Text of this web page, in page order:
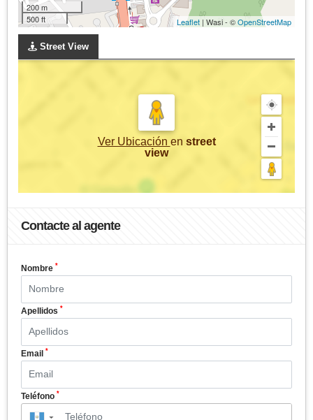
200 m
500 ft
Leaflet | Wasi - ©OpenStreetMap
Street View
Ver Ubicación en street
view
Contacte al agente
Nombre *
Apellidos *
Email *
Teléfono *
▼